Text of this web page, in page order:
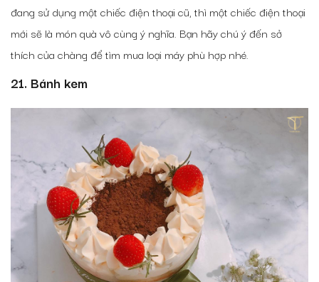
đang sử dụng một chiếc điện thoại cũ, thì một chiếc điện thoại
mới sẽ là món quà vô cùng ý nghĩa. Bạn hãy chú ý đến sở
thích của chàng để tìm mua loại máy phù hợp nhé.
21. Bánh kem